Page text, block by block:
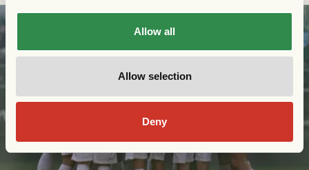
Allow all
Allow selection
Deny